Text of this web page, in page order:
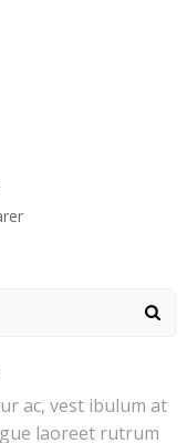
ac, vest ibulum at
laoreet rutrum